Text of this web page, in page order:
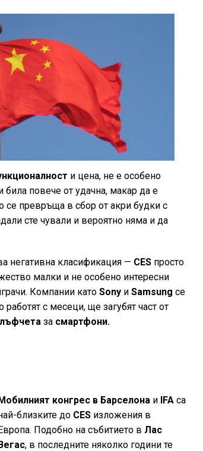
и цена, не е особено
била повече от удачна, макар да е
се превръща в сбор от акри будки с
сте чували и вероятно няма и да
негативна класификация — CES просто
малки и не особено интересни
Компании катоSony иSamsung се
с месеци, ще загубят част от
за смартфони.
конгрес в Барселона и IFA са
близките до CES изложения в
Подобно на събитието в Лас
, в последните няколко години те